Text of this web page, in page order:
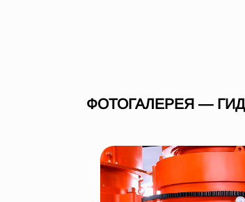
ФОТОГАЛЕРЕЯ —